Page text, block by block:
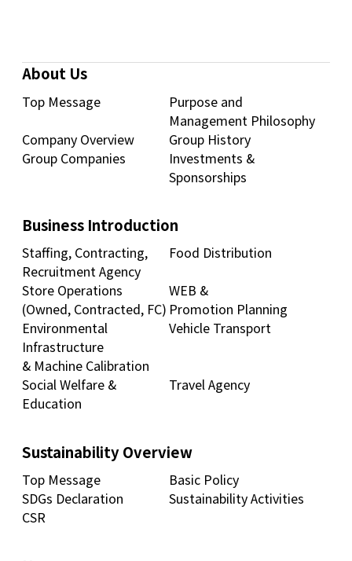
About Us
Top Message
Purpose and
Management Philosophy
Company Overview
Group History
Group Companies
Investments &
Sponsorships
Business Introduction
Staffing, Contracting,
Recruitment Agency
Food Distribution
Store Operations
(Owned, Contracted, FC)
WEB &
Promotion Planning
Environmental
Infrastructure
& Machine Calibration
Vehicle Transport
Social Welfare &
Education
Travel Agency
Sustainability Overview
Top Message
Basic Policy
SDGs Declaration
Sustainability Activities
CSR